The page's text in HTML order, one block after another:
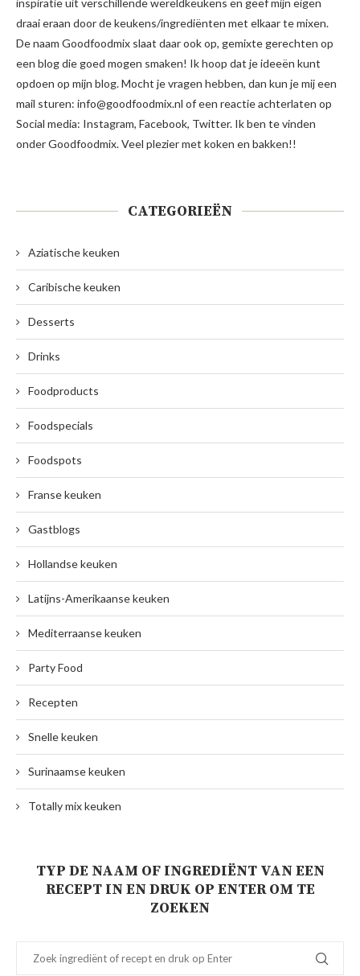
draai eraan door de keukens/ingrediënten met elkaar te mixen.
De naam Goodfoodmix slaat daar ook op, gemixte gerechten op
een blog die goed mogen smaken! Ik hoop dat je ideeën kunt
opdoen op mijn blog. Mocht je vragen hebben, dan kun je mij een
mail sturen: info@goodfoodmix.nl of een reactie achterlaten op
Social media: Instagram, Facebook, Twitter. Ik ben te vinden
onder Goodfoodmix. Veel plezier met koken en bakken!!
CATEGORIEËN
Aziatische keuken
Caribische keuken
Desserts
Drinks
Foodproducts
Foodspecials
Foodspots
Franse keuken
Gastblogs
Hollandse keuken
Latijns-Amerikaanse keuken
Mediterraanse keuken
Party Food
Recepten
Snelle keuken
Surinaamse keuken
Totally mix keuken
TYP DE NAAM OF INGREDIËNT VAN EEN
RECEPT IN EN DRUK OP ENTER OM TE
ZOEKEN